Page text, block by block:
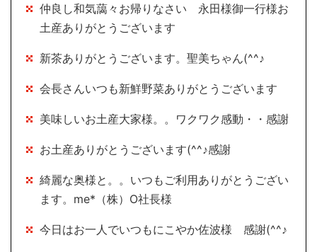
仲良し和気藹々お帰りなさい 永田様御一行様お
土産ありがとうございます
新茶ありがとうございます。聖美ちゃん(^^♪
会長さんいつも新鮮野菜ありがとうございます
美味しいお土産大家様。。ワクワク感動・・感謝
お土産ありがとうございます(^^♪感謝
綺麗な奥様と。。いつもご利用ありがとうござい
ます。me*（株）O社長様
今日はお一人でいつもにこやか佐波様 感謝(^^♪